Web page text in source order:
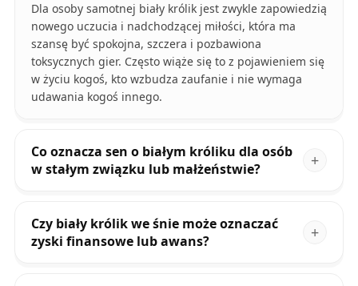
Dla osoby samotnej biały królik jest zwykle zapowiedzią
nowego uczucia i nadchodzącej miłości, która ma
szansę być spokojna, szczera i pozbawiona
toksycznych gier. Często wiąże się to z pojawieniem się
w życiu kogoś, kto wzbudza zaufanie i nie wymaga
udawania kogoś innego.
Co oznacza sen o białym króliku dla osób
w stałym związku lub małżeństwie?
Czy biały królik we śnie może oznaczać
zyski finansowe lub awans?